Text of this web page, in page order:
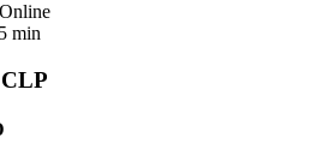
Online
min